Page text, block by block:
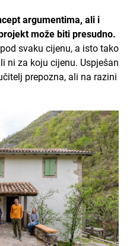
argumentima, ali i
može biti presudno.
svaku cijenu, a isto tako
ni za koju cijenu. Uspješan
prepozna, ali na razini